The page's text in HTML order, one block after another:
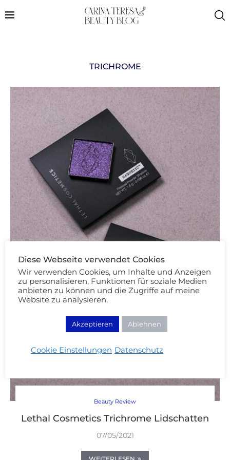
TRICHROME
Beauty Review
Lethal Cosmetics Trichrome Lidschatten
07/05/2021
Diese Webseite verwendet Cookies
Wir verwenden Cookies, um Inhalte und Anzeigen
zu personalisieren, Funktionen für soziale Medien
anbieten zu können und die Zugriffe auf meine
Website zu analysieren.
Akzeptieren Ablehnen
Cookie Einstellungen Datenschutz